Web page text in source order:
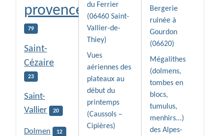
provence
79
Saint-
Cézaire
23
Saint-
Vallier
20
Dolmen 12
du Ferrier
(06460 Saint-
Vallier-de-
Thiey)
Vues
aériennes des
plateaux au
début du
printemps
(Caussols –
Cipières)
Bergerie
ruinée à
Gourdon
(06620)
Mégalithes
(dolmens,
tombes en
blocs,
tumulus,
menhirs...)
des Alpes-